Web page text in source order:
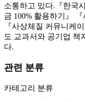
소통하고 있다.『한국
금 100% 활용하기』
『사상체질 커뮤니케
도 교과서와 공기업 책
다.
관련 분류
카테고리 분류